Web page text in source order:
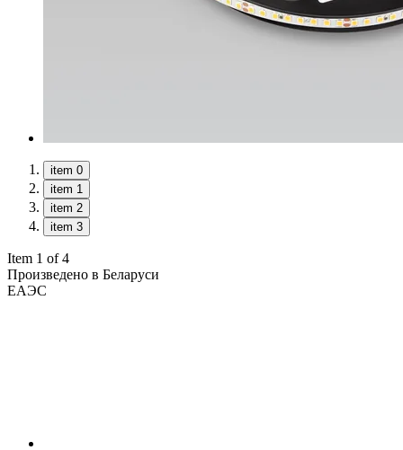
item 0
item 1
item 2
item 3
Item 1 of 4
Произведено в Беларуси
ЕАЭС